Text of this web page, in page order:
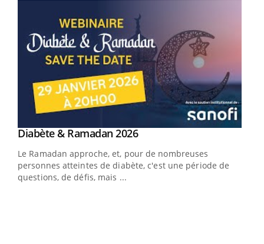
Youtube
Diabète & Ramadan 2026Youtube
Le Ramadan approche, et, pour de nombreuses
personnes atteintes de diabète, c'est une période de
questions, de défis, mais ...